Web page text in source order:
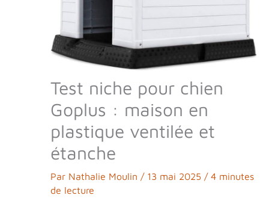
Test niche pour chien
Goplus : maison en
plastique ventilée et
étanche
Par Nathalie Moulin / 13 mai 2025 / 4 minutes
de lecture